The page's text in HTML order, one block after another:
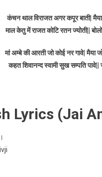
कंचन थाल विराजत अगर कपूर बाती|
माल केतु में राजत कोटि रतन ज्योती||
मां अम्बे की आरती जो कोई नर गावे| मैया
कहत शिवानन्द स्वामी सुख सम्पति पावे||
Lyrics (Jai